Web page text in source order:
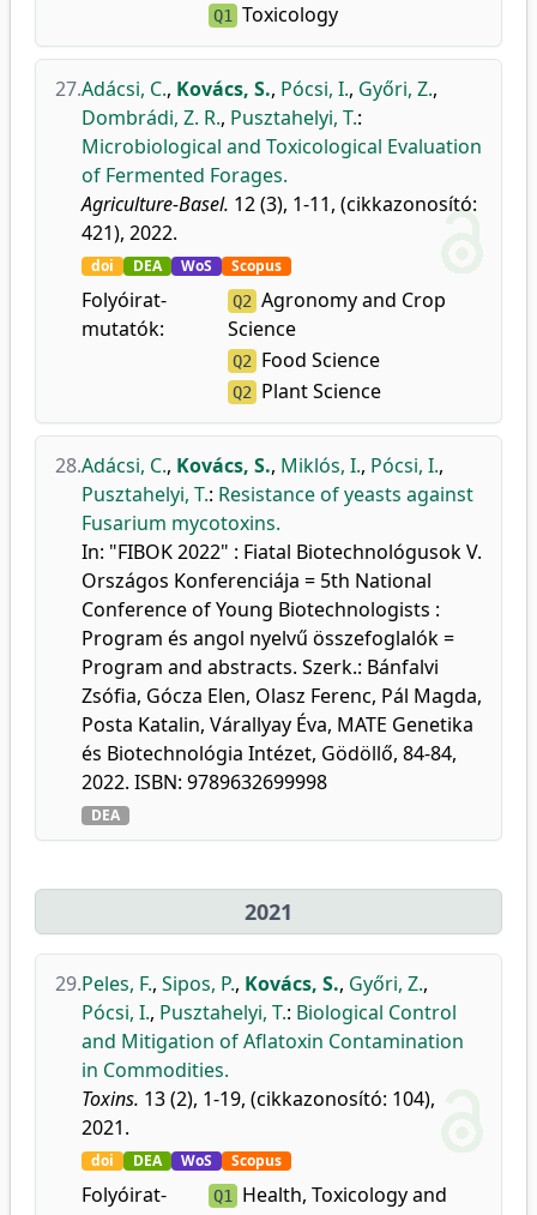
Q1 Toxicology
27.Adácsi, C., Kovács, S., Pócsi, I., Győri, Z.,
Dombrádi, Z. R., Pusztahelyi, T.:
Microbiological and Toxicological Evaluation
of Fermented Forages.
Agriculture-Basel. 12 (3), 1-11, (cikkazonosító:
421), 2022.
doi DEA WoS Scopus
Folyóirat-
mutatók:
Q2 Agronomy and Crop
Science
Q2 Food Science
Q2 Plant Science
28.Adácsi, C., Kovács, S., Miklós, I., Pócsi, I.,
Pusztahelyi, T.: Resistance of yeasts against
Fusarium mycotoxins.
In: "FIBOK 2022" : Fiatal Biotechnológusok V.
Országos Konferenciája = 5th National
Conference of Young Biotechnologists :
Program és angol nyelvű összefoglalók =
Program and abstracts. Szerk.: Bánfalvi
Zsófia, Gócza Elen, Olasz Ferenc, Pál Magda,
Posta Katalin, Várallyay Éva, MATE Genetika
és Biotechnológia Intézet, Gödöllő, 84-84,
2022. ISBN: 9789632699998
DEA
2021
29.Peles, F., Sipos, P., Kovács, S., Győri, Z.,
Pócsi, I., Pusztahelyi, T.: Biological Control
and Mitigation of Aflatoxin Contamination
in Commodities.
Toxins. 13 (2), 1-19, (cikkazonosító: 104),
2021.
doi DEA WoS Scopus
Folyóirat-
Q1
Health, Toxicology and